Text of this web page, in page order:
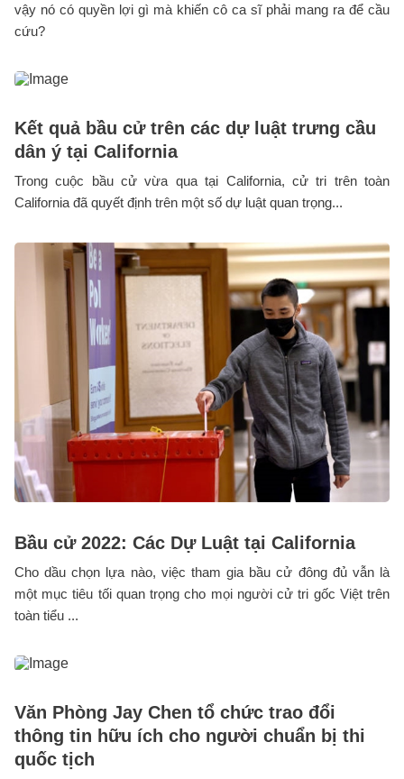
vậy nó có quyền lợi gì mà khiến cô ca sĩ phải mang ra để cầu
cứu?
Kết quả bầu cử trên các dự luật trưng cầu
dân ý tại California
Trong cuộc bầu cử vừa qua tại California, cử tri trên toàn
California đã quyết định trên một số dự luật quan trọng...
Bầu cử 2022: Các Dự Luật tại California
Cho dầu chọn lựa nào, việc tham gia bầu cử đông đủ vẫn là
một mục tiêu tối quan trọng cho mọi người cử tri gốc Việt trên
toàn tiểu ...
Văn Phòng Jay Chen tổ chức trao đổi
thông tin hữu ích cho người chuẩn bị thi
quốc tịch